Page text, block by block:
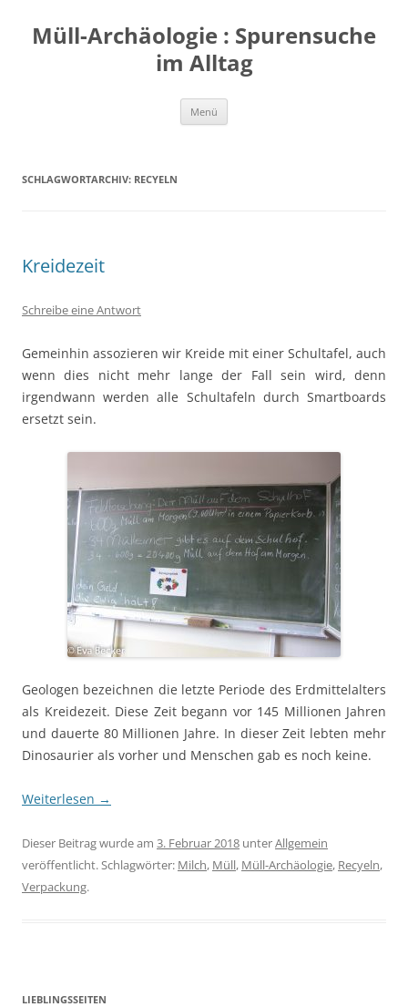
springen
Müll-Archäologie : Spurensuche
im Alltag
Menü
SCHLAGWORTARCHIV: RECYELN
Kreidezeit
Schreibe eine Antwort
Gemeinhin assozieren wir Kreide mit einer Schultafel, auch
wenn dies nicht mehr lange der Fall sein wird, denn
irgendwann werden alle Schultafeln durch Smartboards
ersetzt sein.
Geologen bezeichnen die letzte Periode des Erdmittelalters
als Kreidezeit. Diese Zeit begann vor 145 Millionen Jahren
und dauerte 80 Millionen Jahre. In dieser Zeit lebten mehr
Dinosaurier als vorher und Menschen gab es noch keine.
Weiterlesen →
Dieser Beitrag wurde am 3. Februar 2018 unterAllgemein
veröffentlicht. Schlagwörter: Milch, Müll, Müll-Archäologie, Recyeln,
Verpackung.
LIEBLINGSSEITEN